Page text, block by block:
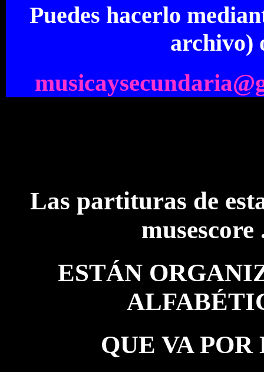
Puedes hacerlo
archivo)
Las partituras de
musescore
ESTÁN
QUE VA